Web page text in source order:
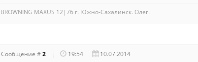
BROWNING MAXUS 12|76 г. Южно-Сахалинск. Олег.
Сообщение #2 19:54 10.07.2014